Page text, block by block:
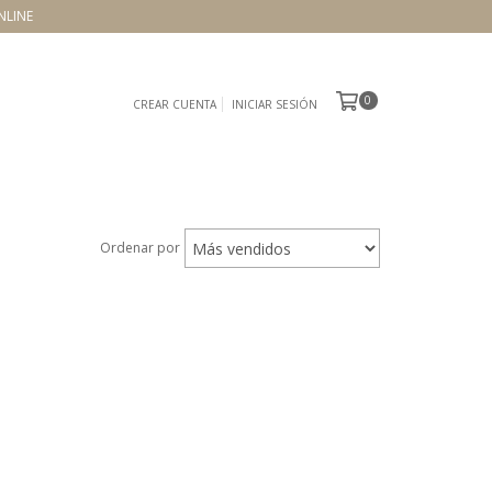
CREAR CUENTA INICIAR SESIÓN 0
Ordenar por